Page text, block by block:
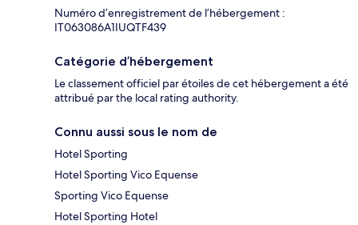
Numéro d’enregistrement de l’hébergement :
IT063086A1IUQTF439
Catégorie d’hébergement
Le classement officiel par étoiles de cet hébergement a été
attribué par the local rating authority.
Connu aussi sous le nom de
Hotel Sporting
Hotel Sporting Vico Equense
Sporting Vico Equense
Hotel Sporting Hotel